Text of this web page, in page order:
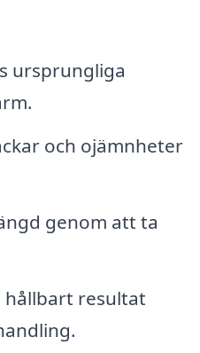
ursprungliga
och ojämnheter
genom att ta
hållbart resultat